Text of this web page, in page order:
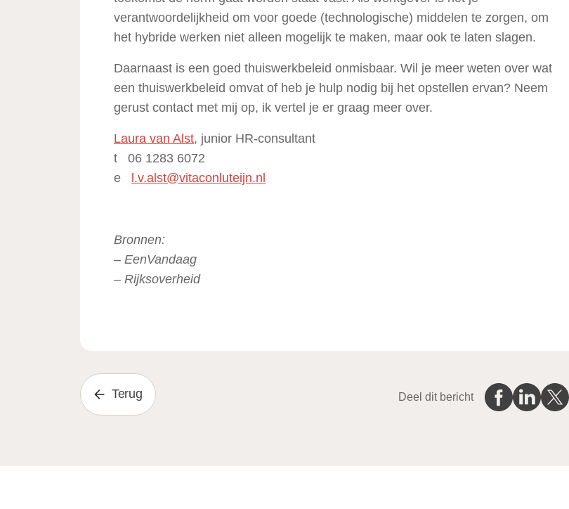
verantwoordelijkheid om voor goede (technologische) middelen te zorgen, om
het hybride werken niet alleen mogelijk te maken, maar ook te laten slagen.
Daarnaast is een goed thuiswerkbeleid onmisbaar. Wil je meer weten over wat
een thuiswerkbeleid omvat of heb je hulp nodig bij het opstellen ervan? Neem
gerust contact met mij op, ik vertel je er graag meer over.
Laura van Alst, junior HR-consultant
t 06 1283 6072
e
l.v.alst@vitaconluteijn.nl
Bronnen:
– EenVandaag
– Rijksoverheid
Terug Deel dit bericht